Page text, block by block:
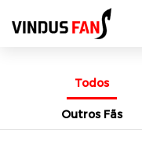
Todos
Outros Fãs